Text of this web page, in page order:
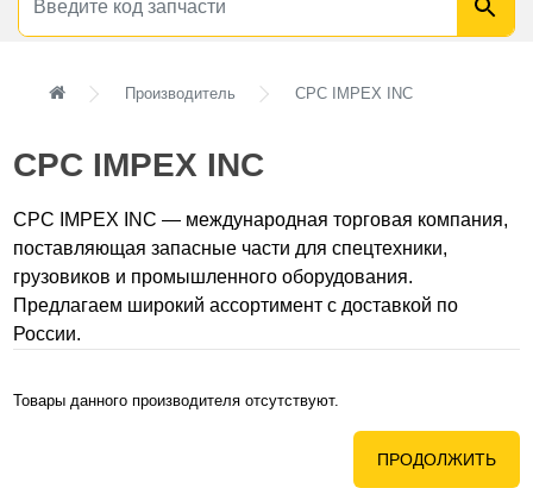
Производитель CPC IMPEX INC
CPC IMPEX INC
CPC IMPEX INC — международная торговая компания,
поставляющая запасные части для спецтехники,
грузовиков и промышленного оборудования.
Предлагаем широкий ассортимент с доставкой по
России.
Товары данного производителя отсутствуют.
ПРОДОЛЖИТЬ